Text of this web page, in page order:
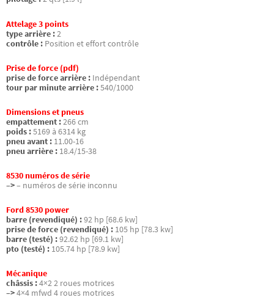
Attelage 3 points
type arrière :2
contrôle : Position et effort contrôle
Prise de force (pdf)
prise de force arrière : Indépendant
tour par minute arrière :540/1000
Dimensions et pneus
empattement :266 cm
poids :5169 à 6314 kg
pneu avant : 11.00-16
pneu arrière : 18.4/15-38
8530 numéros de série
–>– numéros de série inconnu
Ford 8530 power
barre (revendiqué) :92 hp [68.6 kw]
prise de force (revendiqué) : 105 hp [78.3 kw]
barre (testé) :92.62 hp [69.1 kw]
pto (testé) : 105.74 hp [78.9 kw]
Mécanique
châssis :4×2 2 roues motrices
–>4×4 mfwd 4 roues motrices